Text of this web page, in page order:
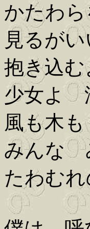
かたわら
見るが
抱き込む
少女よ
風も木
みんな
たわむ